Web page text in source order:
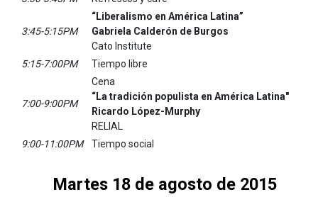
3:45-5:15PM
“Liberalismo en América Latina”
Gabriela Calderón de Burgos
Cato Institute
5:15-7:00PM
Tiempo libre
7:00-9:00PM
Cena
“La tradición populista en América Latina"
Ricardo López-Murphy
RELIAL
9:00-11:00PM
Tiempo social
Martes 18 de agosto de 2015